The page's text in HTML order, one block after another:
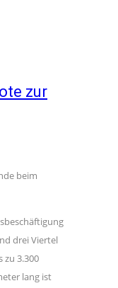
zur
beim
drei Viertel
zu 3.300
lang ist